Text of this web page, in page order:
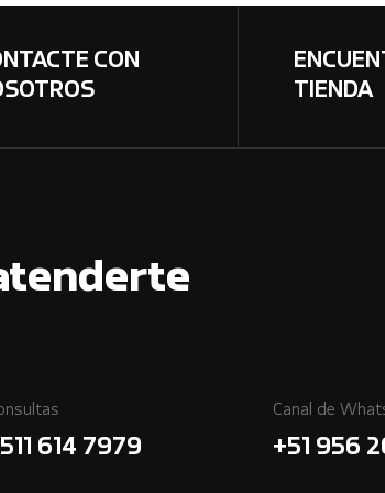
CON
TIENDA
614 7979
Canal de
+51 956